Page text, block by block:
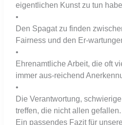
eigentlichen Kunst zu tun
•
Den Spagat zu finden
Fairness und den Er-
•
Ehrenamtliche Arbeit, die oft
immer aus-reichend
•
Die Verantwortung,
treffen, die nicht allen gefallen.
Ein passendes Fazit für